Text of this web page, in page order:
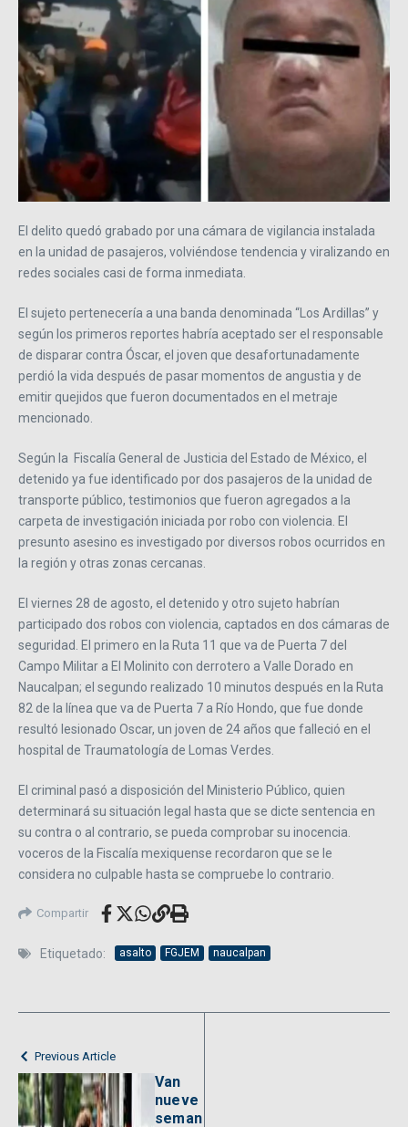
El delito quedó grabado por una cámara de vigilancia instalada
en la unidad de pasajeros, volviéndose tendencia y viralizando en
redes sociales casi de forma inmediata.
El sujeto pertenecería a una banda denominada “Los Ardillas” y
según los primeros reportes habría aceptado ser el responsable
de disparar contra Óscar, el joven que desafortunadamente
perdió la vida después de pasar momentos de angustia y de
emitir quejidos que fueron documentados en el metraje
mencionado.
Según la Fiscalía General de Justicia del Estado de México, el
detenido ya fue identificado por dos pasajeros de la unidad de
transporte público, testimonios que fueron agregados a la
carpeta de investigación iniciada por robo con violencia. El
presunto asesino es investigado por diversos robos ocurridos en
la región y otras zonas cercanas.
El viernes 28 de agosto, el detenido y otro sujeto habrían
participado dos robos con violencia, captados en dos cámaras de
seguridad. El primero en la Ruta 11 que va de Puerta 7 del
Campo Militar a El Molinito con derrotero a Valle Dorado en
Naucalpan; el segundo realizado 10 minutos después en la Ruta
82 de la línea que va de Puerta 7 a Río Hondo, que fue donde
resultó lesionado Oscar, un joven de 24 años que falleció en el
hospital de Traumatología de Lomas Verdes.
El criminal pasó a disposición del Ministerio Público, quien
determinará su situación legal hasta que se dicte sentencia en
su contra o al contrario, se pueda comprobar su inocencia.
voceros de la Fiscalía mexiquense recordaron que se le
considera no culpable hasta se compruebe lo contrario.
Compartir
Etiquetado: asalto FGJEM naucalpan
Previous Article
Van
nueve
seman